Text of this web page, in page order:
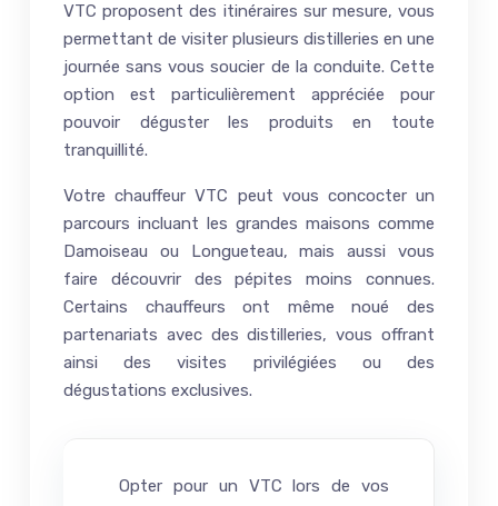
VTC proposent des itinéraires sur mesure, vous
permettant de visiter plusieurs distilleries en une
journée sans vous soucier de la conduite. Cette
option est particulièrement appréciée pour
pouvoir déguster les produits en toute
tranquillité.
Votre chauffeur VTC peut vous concocter un
parcours incluant les grandes maisons comme
Damoiseau ou Longueteau, mais aussi vous
faire découvrir des pépites moins connues.
Certains chauffeurs ont même noué des
partenariats avec des distilleries, vous offrant
ainsi des visites privilégiées ou des
dégustations exclusives.
Opter pour un VTC lors de vos